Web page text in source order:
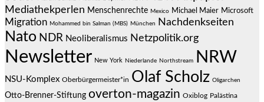
Mediathekperlen Menschenrechte Mexico Michael Maier Microsoft
Migration Mohammed bin Salman (MBS) München Nachdenkseiten
Nato NDR Neoliberalismus Netzpolitik.org
Newsletter New York Niederlande Northstream NRW
NSU-Komplex Oberbürgermeister*in Olaf Scholz Oligarchen
Otto-Brenner-Stiftung overton-magazin Oxiblog Palästina